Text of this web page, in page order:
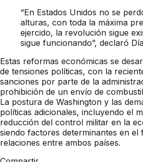
“En Estados Unidos no se
alturas, con toda la máxima
ejercido, la revolución sigue
sigue funcionando”, declaró
Estas reformas económicas se
de tensiones políticas, con la
sanciones por parte de la
prohibición de un envío de
La postura de Washington y las
políticas adicionales, incluyendo el
reducción del control militar en la
siendo factores determinantes en el
relaciones entre ambos países.